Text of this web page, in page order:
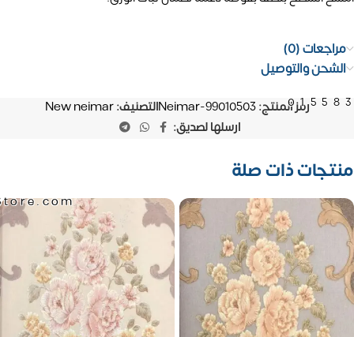
مراجعات (0)
الشحن والتوصيل
رمز المنتج:Neimar-99010503التصنيف:New neimar
ارسلها لصديق:
منتجات ذات صلة